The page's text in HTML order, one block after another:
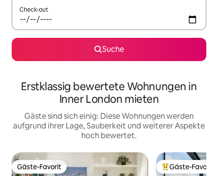
Check-out
Suche
Erstklassig bewertete Wohnungen in
Inner London mieten
Gäste sind sich einig: Diese Wohnungen werden
aufgrund ihrer Lage, Sauberkeit und weiterer Aspekte
hoch bewertet.
Gäste-Favorit
Gäste-Favorit Beliebter Gäste-
Gäste-Favorit